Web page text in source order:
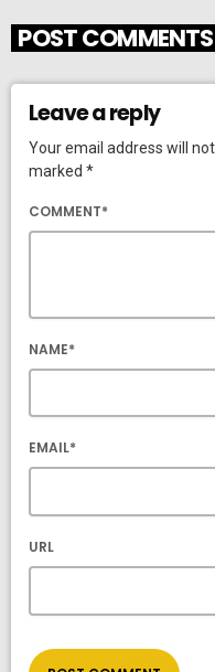
POST
Leave a reply
Your email address will
marked *
COMMENT*
NAME*
EMAIL*
URL